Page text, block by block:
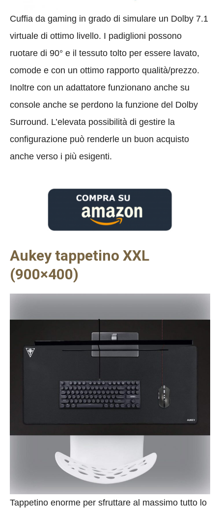
Cuffia da gaming in grado di simulare un Dolby 7.1
virtuale di ottimo livello. I padiglioni possono
ruotare di 90° e il tessuto tolto per essere lavato,
comode e con un ottimo rapporto qualità/prezzo.
Inoltre con un adattatore funzionano anche su
console anche se perdono la funzione del Dolby
Surround. L’elevata possibilità di gestire la
configurazione può renderle un buon acquisto
anche verso i più esigenti.
Aukey tappetino XXL
(900×400)
Tappetino enorme per sfruttare al massimo tutto lo